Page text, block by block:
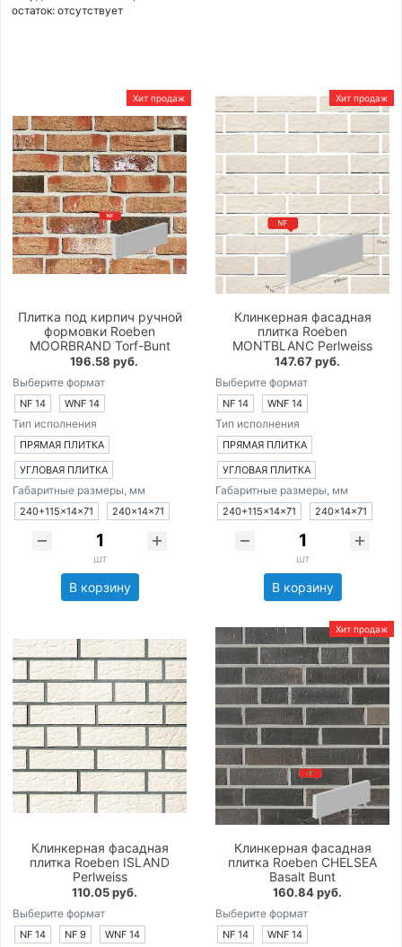
остаток: отсутствует
Хит продаж
Плитка под кирпич ручной
формовки Roeben
MOORBRAND Torf-Bunt
196.58 руб.
Выберите формат
NF 14 WNF 14
Тип исполнения
ПРЯМАЯ ПЛИТКА
УГЛОВАЯ ПЛИТКА
Габаритные размеры, мм
240+115×14×71 240×14×71
шт
В корзину
Хит продаж
Клинкерная фасадная
плитка Roeben
MONTBLANC Perlweiss
147.67 руб.
Выберите формат
NF 14 WNF 14
Тип исполнения
ПРЯМАЯ ПЛИТКА
УГЛОВАЯ ПЛИТКА
Габаритные размеры, мм
240+115×14×71 240×14×71
шт
В корзину
Клинкерная фасадная
плитка Roeben ISLAND
Perlweiss
110.05 руб.
Выберите формат
NF 14 NF 9
WNF 14
Хит продаж
Клинкерная фасадная
плитка Roeben CHELSEA
Basalt Bunt
160.84 руб.
Выберите формат
NF 14 WNF 14